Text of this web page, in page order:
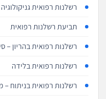
רשלנות רפואית גניקולוגיה
תביעת רשלנות רפואית
רשלנות רפואית בהריון –
רשלנות רפואית בלידה
רשלנות רפואית בניתוח –